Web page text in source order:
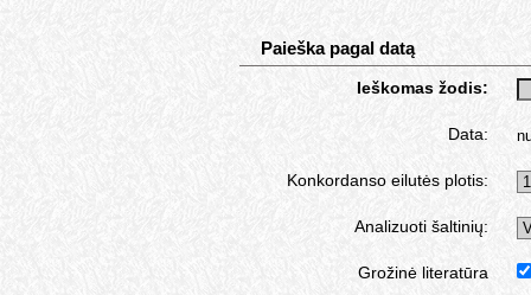
Paieška pagal datą
Ieškomas žodis:
Data:
Konkordanso eilutės plotis:
Analizuoti šaltinių:
Grožinė literatūra